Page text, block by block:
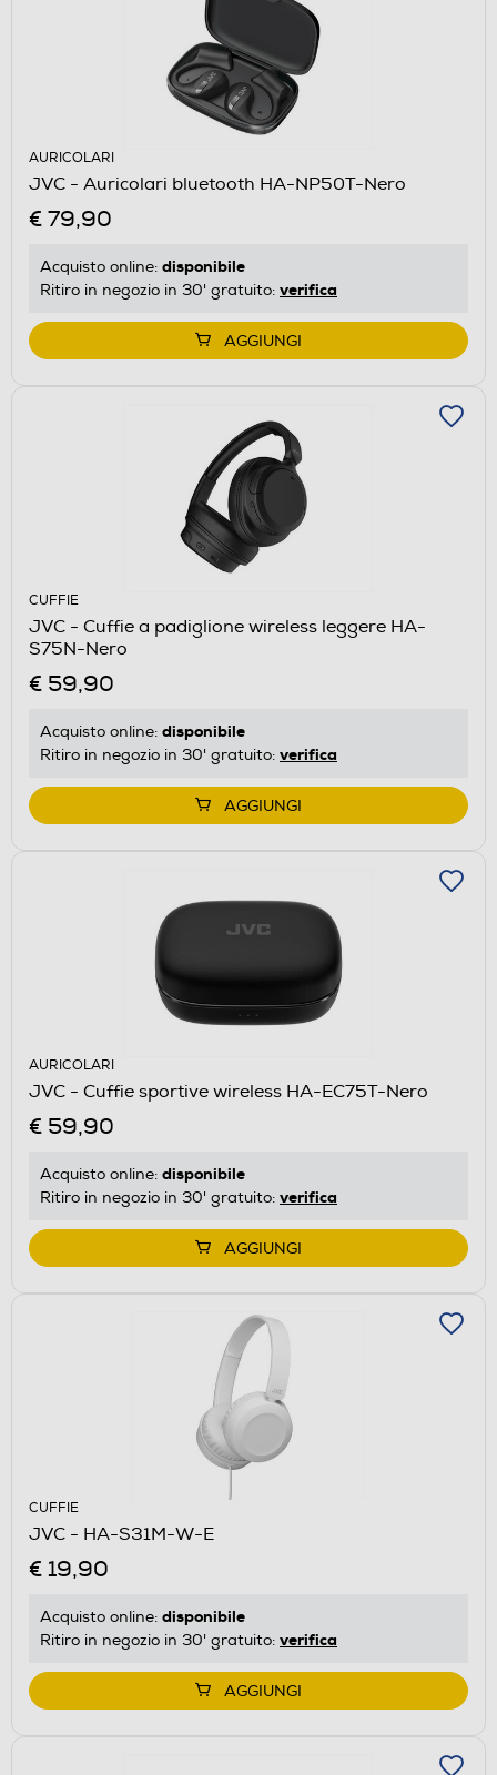
AURICOLARI
JVC - Auricolari bluetooth HA-NP50T-Nero
€ 79,90
Acquisto online: disponibile
Ritiro in negozio in 30' gratuito: verifica
AGGIUNGI
CUFFIE
JVC - Cuffie a padiglione wireless leggere HA-
S75N-Nero
€ 59,90
Acquisto online: disponibile
Ritiro in negozio in 30' gratuito: verifica
AGGIUNGI
AURICOLARI
JVC - Cuffie sportive wireless HA-EC75T-Nero
€ 59,90
Acquisto online: disponibile
Ritiro in negozio in 30' gratuito: verifica
AGGIUNGI
CUFFIE
JVC - HA-S31M-W-E
€ 19,90
Acquisto online: disponibile
Ritiro in negozio in 30' gratuito: verifica
AGGIUNGI